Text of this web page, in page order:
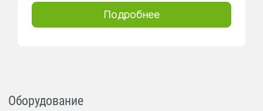
Подробнее
Оборудование